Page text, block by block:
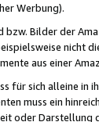
Werbung).
bzw. Bilder der
nicht
aus einer
für sich alleine in
muss ein
oder Darstellung